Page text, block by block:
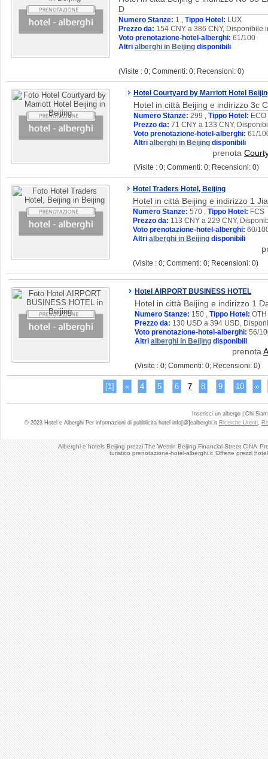
Alberghi e hotels Beijing prezzi The Westin Beijing Financial Street CINA
turistico prenotazione-hotel-alberghi.it Offerte prezzi
D
Numero Stanze: 1 , Tippo Hotel: LUX
Prezzo da: 154 CNY a 386 CNY, Disponibile
Voto prenotazione-hotel-alberghi: 61/100
Altri alberghi in Beijing disponibili
(Visite : 0; Commenti: 0; Recensioni: 0)
Hotel Courtyard by Marriott Hotel
Hotel in città Beijing e indirizzo 3c
Numero Stanze: 299 , Tippo Hotel: ECO
Prezzo da: 71 CNY a 133 CNY,
Voto prenotazione-hotel-alberghi: 61/
Altri alberghi in Beijing disponibili
prenota
(Visite : 0; Commenti: 0; Recensioni: 0)
Hotel Traders Hotel, Beijing
Hotel in città Beijing e indirizzo 1
Numero Stanze: 570 , Tippo Hotel: FCS
Prezzo da: 113 CNY a 229 CNY,
Voto prenotazione-hotel-alberghi: 60/
Altri alberghi in Beijing disponibili
(Visite : 0; Commenti: 0; Recensioni: 0)
Hotel AIRPORT BUSINESS HOTEL
Hotel in città Beijing e indirizzo 1
Numero Stanze: 150 , Tippo Hotel: OTH
Prezzo da: 130 USD a 394 USD,
Voto prenotazione-hotel-alberghi: 56/
Altri alberghi in Beijing disponibili
prenota
(Visite : 0; Commenti: 0; Recensioni: 0)
[1] « 4 5 6 7 8 9 10 »
Inserisci un albergo | Chi
© 2023 Hotel e Alberghi Per informazioni di pubblicita hotel info[@]ealberghi.it Ricerche Utenti,